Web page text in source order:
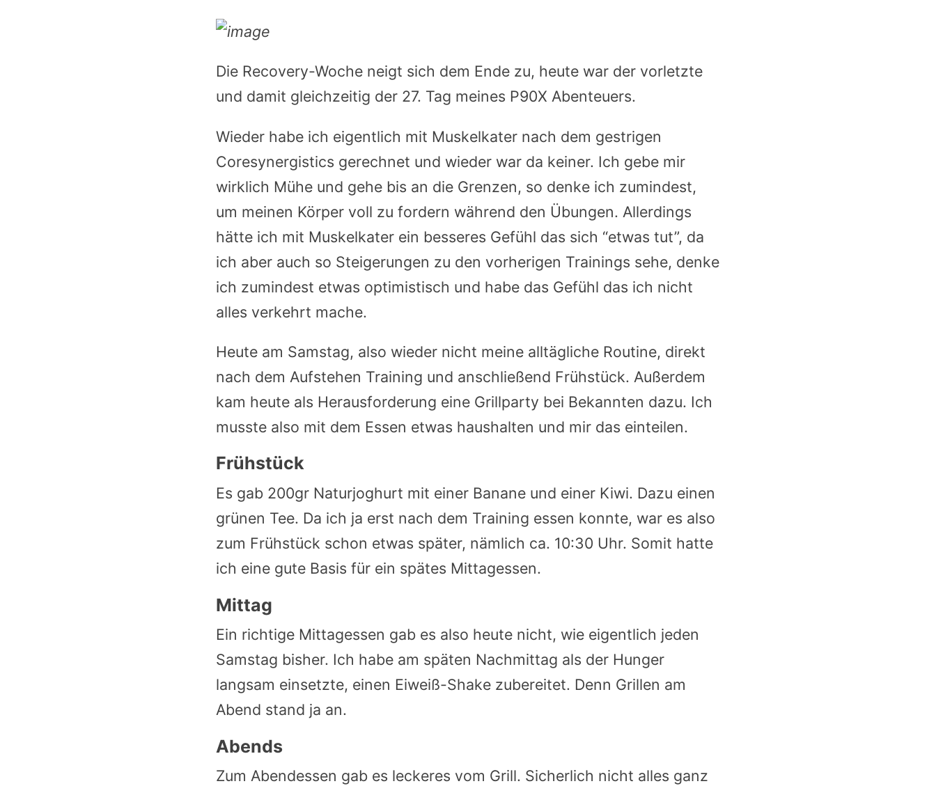
Die Recovery-Woche neigt sich dem Ende zu, heute war der vorletzte
und damit gleichzeitig der 27. Tag meines P90X Abenteuers.
Wieder habe ich eigentlich mit Muskelkater nach dem gestrigen
Coresynergistics gerechnet und wieder war da keiner. Ich gebe mir
wirklich Mühe und gehe bis an die Grenzen, so denke ich zumindest,
um meinen Körper voll zu fordern während den Übungen. Allerdings
hätte ich mit Muskelkater ein besseres Gefühl das sich “etwas tut”, da
ich aber auch so Steigerungen zu den vorherigen Trainings sehe, denke
ich zumindest etwas optimistisch und habe das Gefühl das ich nicht
alles verkehrt mache.
Heute am Samstag, also wieder nicht meine alltägliche Routine, direkt
nach dem Aufstehen Training und anschließend Frühstück. Außerdem
kam heute als Herausforderung eine Grillparty bei Bekannten dazu. Ich
musste also mit dem Essen etwas haushalten und mir das einteilen.
Frühstück
Es gab 200gr Naturjoghurt mit einer Banane und einer Kiwi. Dazu einen
grünen Tee. Da ich ja erst nach dem Training essen konnte, war es also
zum Frühstück schon etwas später, nämlich ca. 10:30 Uhr. Somit hatte
ich eine gute Basis für ein spätes Mittagessen.
Mittag
Ein richtige Mittagessen gab es also heute nicht, wie eigentlich jeden
Samstag bisher. Ich habe am späten Nachmittag als der Hunger
langsam einsetzte, einen Eiweiß-Shake zubereitet. Denn Grillen am
Abend stand ja an.
Abends
Zum Abendessen gab es leckeres vom Grill. Sicherlich nicht alles ganz